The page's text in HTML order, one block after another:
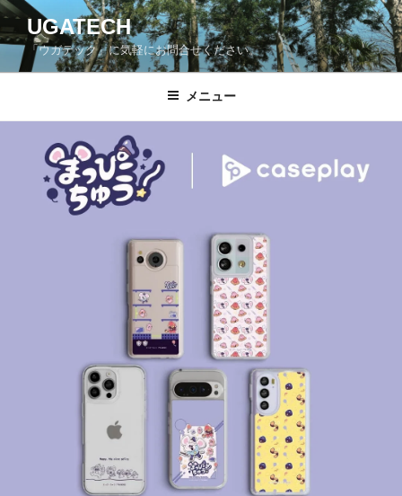
コ
ン
ン
UGATECH
「ウガテック」に気軽にお問合せください。
メニュー